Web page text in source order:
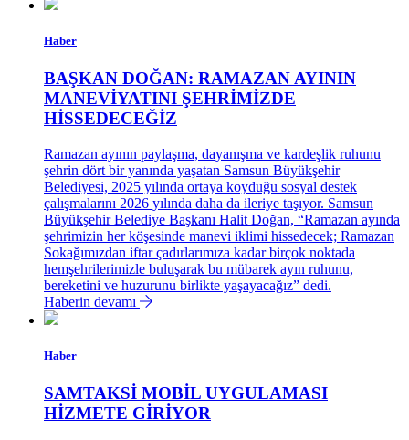
Haber
BAŞKAN DOĞAN: RAMAZAN AYININ
MANEVİYATINI ŞEHRİMİZDE
HİSSEDECEĞİZ
Ramazan ayının paylaşma, dayanışma ve kardeşlik ruhunu
şehrin dört bir yanında yaşatan Samsun Büyükşehir
Belediyesi, 2025 yılında ortaya koyduğu sosyal destek
çalışmalarını 2026 yılında daha da ileriye taşıyor. Samsun
Büyükşehir Belediye Başkanı Halit Doğan, “Ramazan ayında
şehrimizin her köşesinde manevi iklimi hissedecek; Ramazan
Sokağımızdan iftar çadırlarımıza kadar birçok noktada
hemşehrilerimizle buluşarak bu mübarek ayın ruhunu,
bereketini ve huzurunu birlikte yaşayacağız” dedi.
Haberin devamı
Haber
SAMTAKSİ MOBİL UYGULAMASI
HİZMETE GİRİYOR